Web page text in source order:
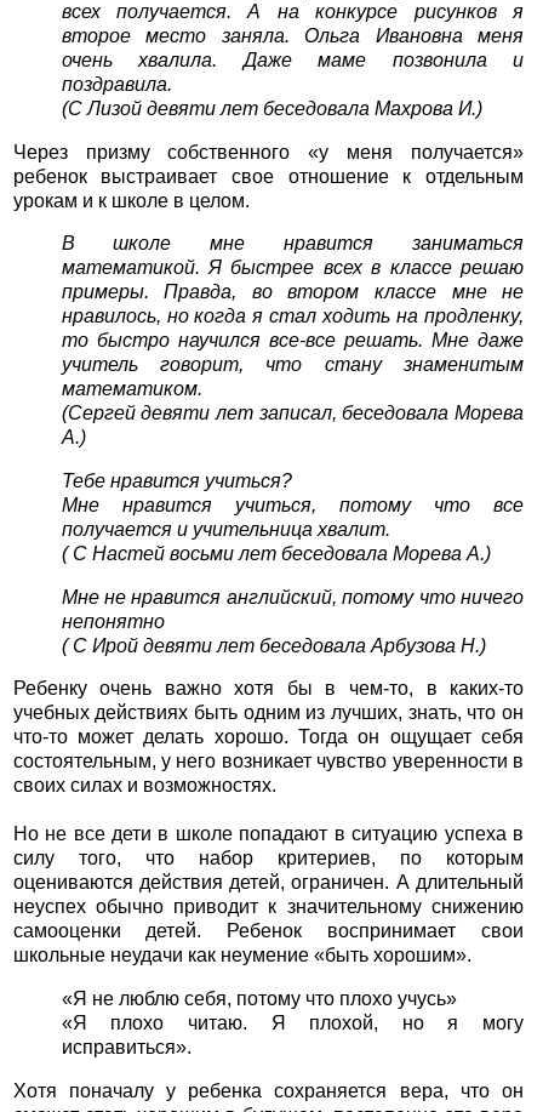
всех получается. А на конкурсе рисунков я
второе место заняла. Ольга Ивановна меня
очень хвалила. Даже маме позвонила и
поздравила.
(С Лизой девяти лет беседовала Махрова И.)
Через призму собственного «у меня получается»
ребенок выстраивает свое отношение к отдельным
урокам и к школе в целом.
В школе мне нравится заниматься
математикой. Я быстрее всех в классе решаю
примеры. Правда, во втором классе мне не
нравилось, но когда я стал ходить на продленку,
то быстро научился все-все решать. Мне даже
учитель говорит, что стану знаменитым
математиком.
(Сергей девяти лет записал, беседовала Морева
А.)
Тебе нравится учиться?
Мне нравится учиться, потому что все
получается и учительница хвалит.
( С Настей восьми лет беседовала Морева А.)
Мне не нравится английский, потому что ничего
непонятно
( С Ирой девяти лет беседовала Арбузова Н.)
Ребенку очень важно хотя бы в чем-то, в каких-то
учебных действиях быть одним из лучших, знать, что он
что-то может делать хорошо. Тогда он ощущает себя
состоятельным, у него возникает чувство уверенности в
своих силах и возможностях.
Но не все дети в школе попадают в ситуацию успеха в
силу того, что набор критериев, по которым
оцениваются действия детей, ограничен. А длительный
неуспех обычно приводит к значительному снижению
самооценки детей. Ребенок воспринимает свои
школьные неудачи как неумение «быть хорошим».
«Я не люблю себя, потому что плохо учусь»
«Я плохо читаю. Я плохой, но я могу
исправиться».
Хотя поначалу у ребенка сохраняется вера, что он